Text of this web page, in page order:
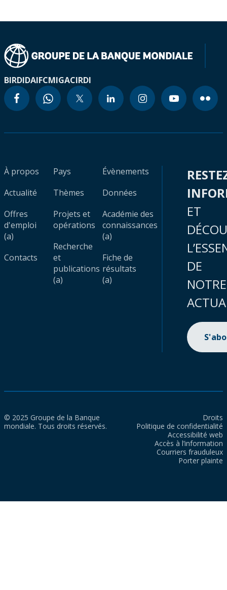
BIRDIDAIFCMIGACIRDI
À propos
Actualité
Offres
d'emploi
(a)
Contacts
Pays
Thèmes
Projets et
opérations
Recherche
et
publications
(a)
Évènements
Données
Académie des
connaissances
(a)
Fiche de
résultats
(a)
ET
DE
NOTRE
© 2025 Groupe de la Banque
mondiale. Tous droits réservés.
Droits
Politique de confidentialité
Accessibilité web
Accès à l’information
Courriers frauduleux
Porter plainte